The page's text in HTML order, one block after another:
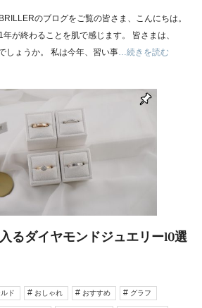
のブログをご覧の皆さま、こんにちは。
が終わることを肌で感じます。 皆さまは、
しょうか。 私は今年、習い事…続きを読む
るダイヤモンドジュエリー10選
ド おしゃれ おすすめ グラフ